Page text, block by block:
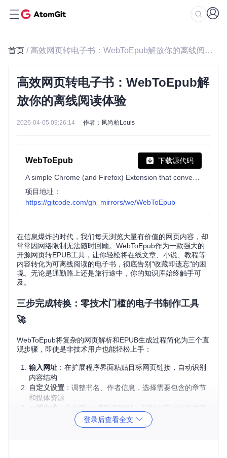
首页 / 高效网页转电子书：WebToEpub解放你的离线阅读体验
高效网页转电子书：WebToEpub解
放你的离线阅读体验
2026-04-05 09:26:14 作者：凤尚柏Louis
WebToEpub 下载源代码
项目地址：
https://gitcode.com/gh_mirrors/we/WebToEpub
在信息爆炸的时代，我们每天浏览大量有价值的网页内容，却
常常因网络限制无法随时回顾。WebToEpub作为一款强大的
开源网页转EPUB工具，让你轻松将在线文章、小说、教程等
内容转化为可离线阅读的电子书，彻底告别"收藏即遗忘"的困
境。无论是通勤路上还是旅行途中，你的知识库始终触手可
及。
三步完成转换：零技术门槛的电子书制作工具
🚀
WebToEpub将复杂的网页解析和EPUB生成过程简化为三个直
观步骤，即使是非技术用户也能轻松上手：
输入网址 ：在扩展程序界面粘贴目标网页链接，自动识别
内容结构
自定义设置 ：调整书名、作者信息，选择需要包含的章节
和媒体资源
登录后查看全文